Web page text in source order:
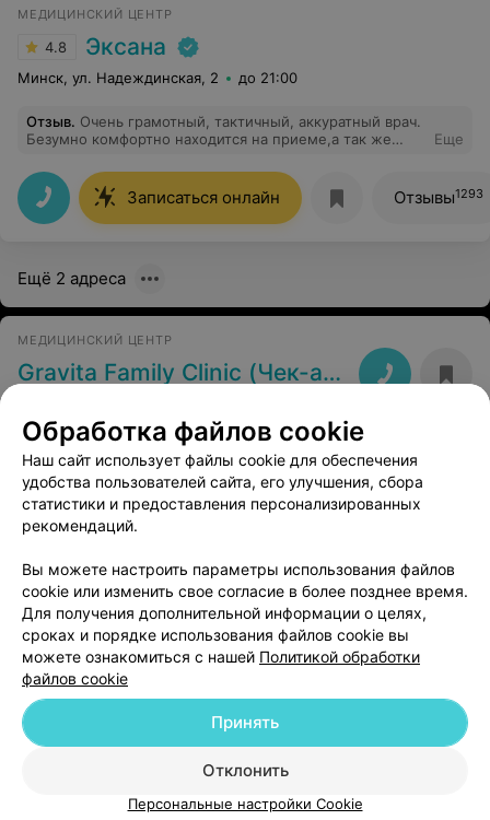
МЕДИЦИНСКИЙ ЦЕНТР
4.8 Эксана
Минск, ул. Надеждинская, 2 до 21:00
Отзыв. Очень грамотный, тактичный, аккуратный врач.
Безумно комфортно находится на приеме,а так же
даже и не знал о своём организме. Рекомендую это
лучший гениколог из всех кого я видела.
Еще
Записаться онлайн Отзывы1293
Ещё 2 адреса
МЕДИЦИНСКИЙ ЦЕНТР
Gravita Family Clinic (Чек-апы)
Добавить специалиста
Медицинский маркетинг
Публичный договор
Пользовательское соглашение
Способы оплаты
Обработка файлов cookie
Наш сайт использует файлы cookie для обеспечения
удобства пользователей сайта, его улучшения, сбора
статистики и предоставления персонализированных
рекомендаций.
Вы можете настроить параметры использования файлов
cookie или изменить свое согласие в более позднее время.
Для получения дополнительной информации о целях,
сроках и порядке использования файлов cookie вы
можете ознакомиться с нашей Политикой обработки
файлов cookie
Отклонить
Принять
Персональные настройки Cookie